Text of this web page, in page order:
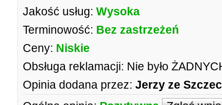
Jakość usług: Wysoka
Terminowość: Bez zastrzeżeń
Ceny: Niskie
Obsługa reklamacji: Nie było
Opinia dodana przez: Jerzy ze